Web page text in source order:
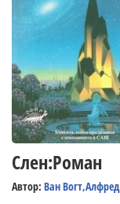
Слен:Роман
Автор: Ван Вогт,Алфред